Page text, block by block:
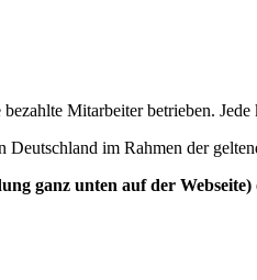
Mitarbeiter betrieben.
im Rahmen der
ganz unten auf der